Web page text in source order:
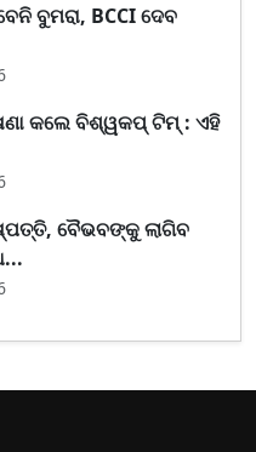
ବୁମରା, BCCI ଦେବ
କଲେ ବିଶ୍ୱକପ୍ ଟିମ୍ : ଏହି
ବୈଭବଙ୍କୁ ଲାଗିବ